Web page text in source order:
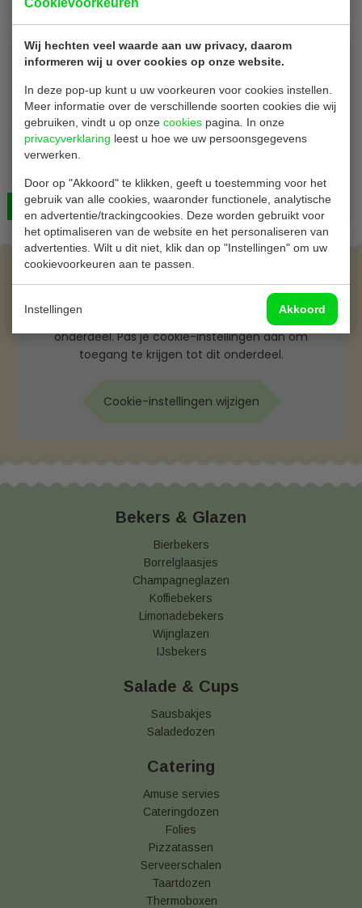
Cookievoorkeuren
Wij hechten veel waarde aan uw privacy, daarom
informeren wij u over cookies op onze website.
In deze pop-up kunt u uw voorkeuren voor cookies instellen.
Meer informatie over de verschillende soorten cookies die wij
gebruiken, vindt u op onze cookies pagina. In onze
privacyverklaring leest u hoe we uw persoonsgegevens
verwerken.
Door op "Akkoord" te klikken, geeft u toestemming voor het
gebruik van alle cookies, waaronder functionele, analytische
en advertentie/trackingcookies. Deze worden gebruikt voor
het optimaliseren van de website en het personaliseren van
advertenties. Wilt u dit niet, klik dan op "Instellingen" om uw
cookievoorkeuren aan te passen.
Instellingen Akkoord
Folie Dispenser | professioneel | Breed 30 cm
€ 65,00 Bekijken
Je huidige cookie-instellingen blokkeren dit
onderdeel. Pas je cookie-instellingen aan om
toegang te krijgen tot dit onderdeel.
Cookie-instellingen wijzigen
Bekers & Glazen
Bierbekers
Borrelglaasjes
Champagneglazen
Koffiebekers
Limonadebekers
Wijnglazen
IJsbekers
Salade & Cups
Sausbakjes
Saladedozen
Catering
Amuse servies
Cateringdozen
Folies
Pizzatassen
Serveerschalen
Taartdozen
Thermoboxen